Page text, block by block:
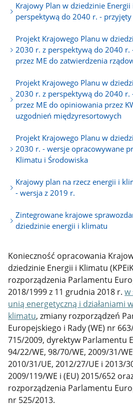
Krajowy Plan w dziedzinie
perspektywą do 2040 r. -
Projekt Krajowego Planu w
2030 r. z perspektywą do 2040 r.
przez ME do zatwierdzenia
Projekt Krajowego Planu w
2030 r. z perspektywą do 2040 r.
przez ME do opiniowania przez
uzgodnień międzyresortowych
Projekt Krajowego Planu w
2030 r. - wersje opracowywane
Klimatu i Środowiska
Krajowy plan na rzecz energii i
- wersja z 2019 r.
Zintegrowane krajowe
dziedzinie energii i klimatu
Konieczność opracowania
dziedzinie Energii i Klimatu
rozporządzenia Parlamentu
2018/1999 z 11 grudnia 2018 r.w
unią energetyczną i działaniami
klimatu, zmiany rozporządzeń
Europejskiego i Rady (WE) nr
715/2009, dyrektyw Parlamentu
94/22/WE, 98/70/WE, 2009/31/
2010/31/UE, 2012/27/UE i 2013/
2009/119/WE i (EU) 2015/652
rozporządzenia Parlamentu
nr 525/2013.